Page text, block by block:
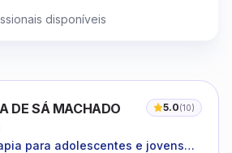
disponíveis
DE SÁ MACHADO 5.0(10)
para adolescentes e jovens